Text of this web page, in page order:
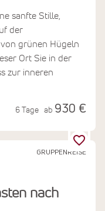
sanfte Stille,
der
grünen Hügeln
Ort Sie in der
zur inneren
6 Tage ab 930 €
GRUPPENREISE
nach